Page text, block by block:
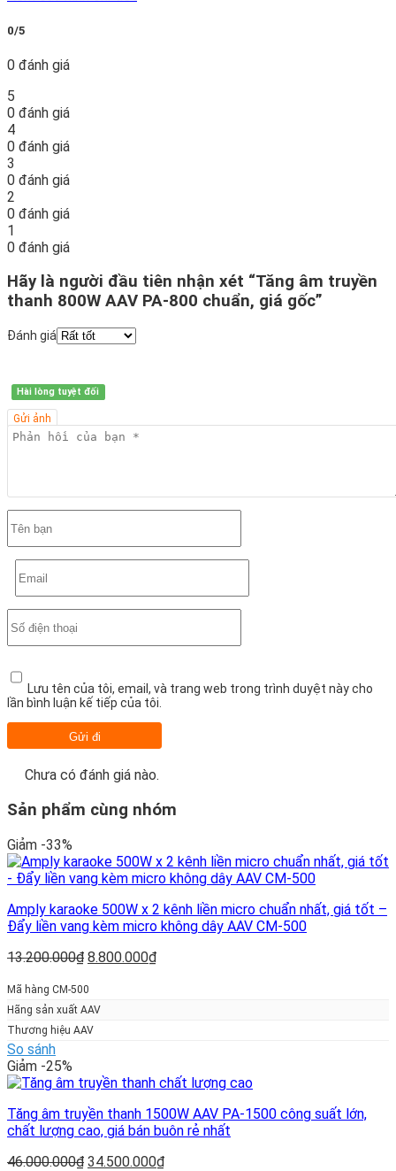
0/5
0 đánh giá
5
0 đánh giá
4
0 đánh giá
3
0 đánh giá
2
0 đánh giá
1
0 đánh giá
Hãy là người đầu tiên nhận xét “Tăng âm truyền
thanh 800W AAV PA-800 chuẩn, giá gốc”
Đánh giá
Hài lòng tuyệt đối
Gửi ảnh
Lưu tên của tôi, email, và trang web trong trình duyệt này cho
lần bình luận kế tiếp của tôi.
Chưa có đánh giá nào.
Sản phẩm cùng nhóm
Giảm -33%
Amply karaoke 500W x 2 kênh liền micro chuẩn nhất, giá tốt –
Đẩy liền vang kèm micro không dây AAV CM-500
13.200.000₫ Giá
là:
13.200.000₫.
8.800.000₫Giá
Mã hàng CM-500
Hãng sản xuất AAV
Thương hiệu AAV
So sánh
Giảm -25%
Tăng âm truyền thanh 1500W AAV PA-1500 công suất lớn,
chất lượng cao, giá bán buôn rẻ nhất
46.000.000₫ Giá
34.500.000₫Giá